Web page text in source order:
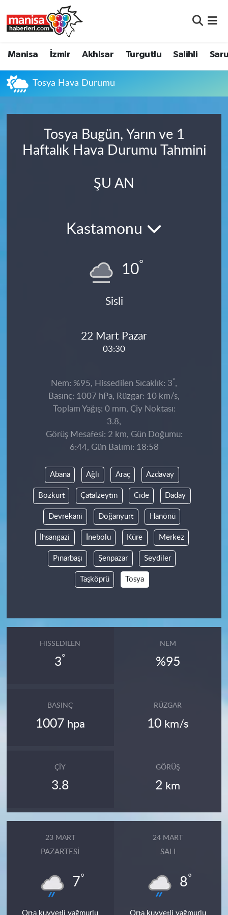
Manisa İzmir Akhisar Turgutlu Salihli
Tosya Hava Durumu
Tosya Bugün, Yarın ve 1
Haftalık Hava Durumu Tahmini
ŞU AN
Kastamonu
10°
Sisli
22 Mart Pazar
03:30
Nem: %95, Hissedilen Sıcaklık: 3°,
Basınç: 1007 hPa, Rüzgar: 10 km/s,
Toplam Yağış: 0 mm, Çiy Noktası:
3.8,
Görüş Mesafesi: 2 km, Gün Doğumu:
6:44, Gün Batımı: 18:58
Abana Ağlı Araç Azdavay
Bozkurt Çatalzeytin Cide Daday
Devrekani Doğanyurt Hanönü
İhsangazi İnebolu Küre Merkez
Pınarbaşı Şenpazar Seydiler
Taşköprü Tosya
HISSEDILEN
3°
NEM
%95
BASINÇ
1007 hpa
RÜZGAR
10 km/s
ÇIY
3.8
GÖRÜŞ
2 km
23 MART
PAZARTESI
7°
Orta kuvvetli yağmurlu
24 MART
SALI
8°
Orta kuvvetli yağmurlu
Akhisar
Turgutlu
Salihli
Resmi İlanlar
Manisa Nöbetçi Eczaneler
Manisa Namaz Vakitleri
Manisa Trafik Yoğunluk Haritası
Süper Lig Puan Durumu ve Fikstür
Haber Arşivi